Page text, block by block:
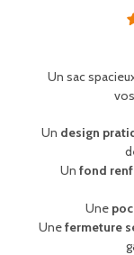
Un sac
Un design
Un fond
Une
Unefermeture